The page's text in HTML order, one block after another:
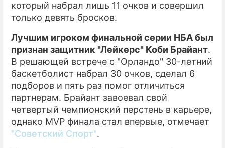
который набрал лишь 11 очков и совершил
только девять бросков.
Лучшим игроком финальной серии НБА был
признан защитник "Лейкерс" Коби Брайант.
В решающей встрече с "Орландо" 30-летний
баскетболист набрал 30 очков, сделал 6
подборов и пять раз помог отличиться
партнерам. Брайант завоевал свой
четвертый чемпионский перстень в карьере,
однако MVP финала стал впервые, отмечает
"Советский Спорт".